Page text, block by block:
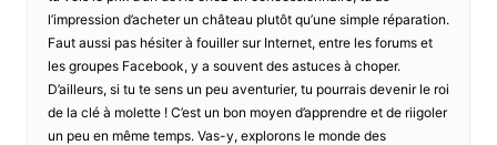
l’impression d’acheter un château plutôt qu’une simple réparation.
Faut aussi pas hésiter à fouiller sur Internet, entre les forums et
les groupes Facebook, y a souvent des astuces à choper.
D’ailleurs, si tu te sens un peu aventurier, tu pourrais devenir le roi
de la clé à molette ! C’est un bon moyen d’apprendre et de riigoler
un peu en même temps. Vas-y, explorons le monde des